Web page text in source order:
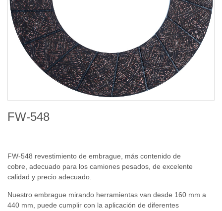
FW-548
FW-548 revestimiento de embrague, más contenido de
cobre, adecuado para los camiones pesados, de excelente
calidad y precio adecuado.
Nuestro embrague mirando herramientas van desde 160 mm a
440 mm, puede cumplir con la aplicación de diferentes